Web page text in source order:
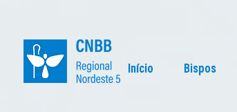
Início Bispos